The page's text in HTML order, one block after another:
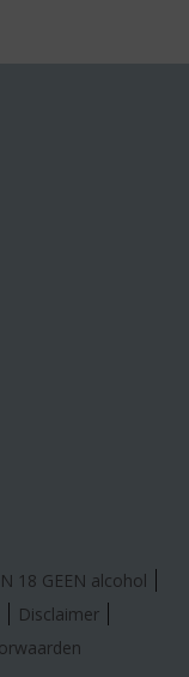
18 GEEN alcohol
Disclaimer